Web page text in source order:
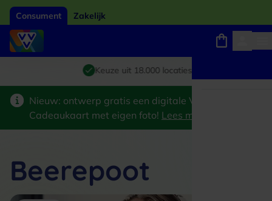
Consument Zakelijk
Giftcard van het jaar 2026
Keuze uit 18.000 locaties
Winkels, webshops en uitjes
Nieuw: ontwerp gratis een digitale VVV
Cadeaukaart met eigen foto! Lees meer
Beerepoot